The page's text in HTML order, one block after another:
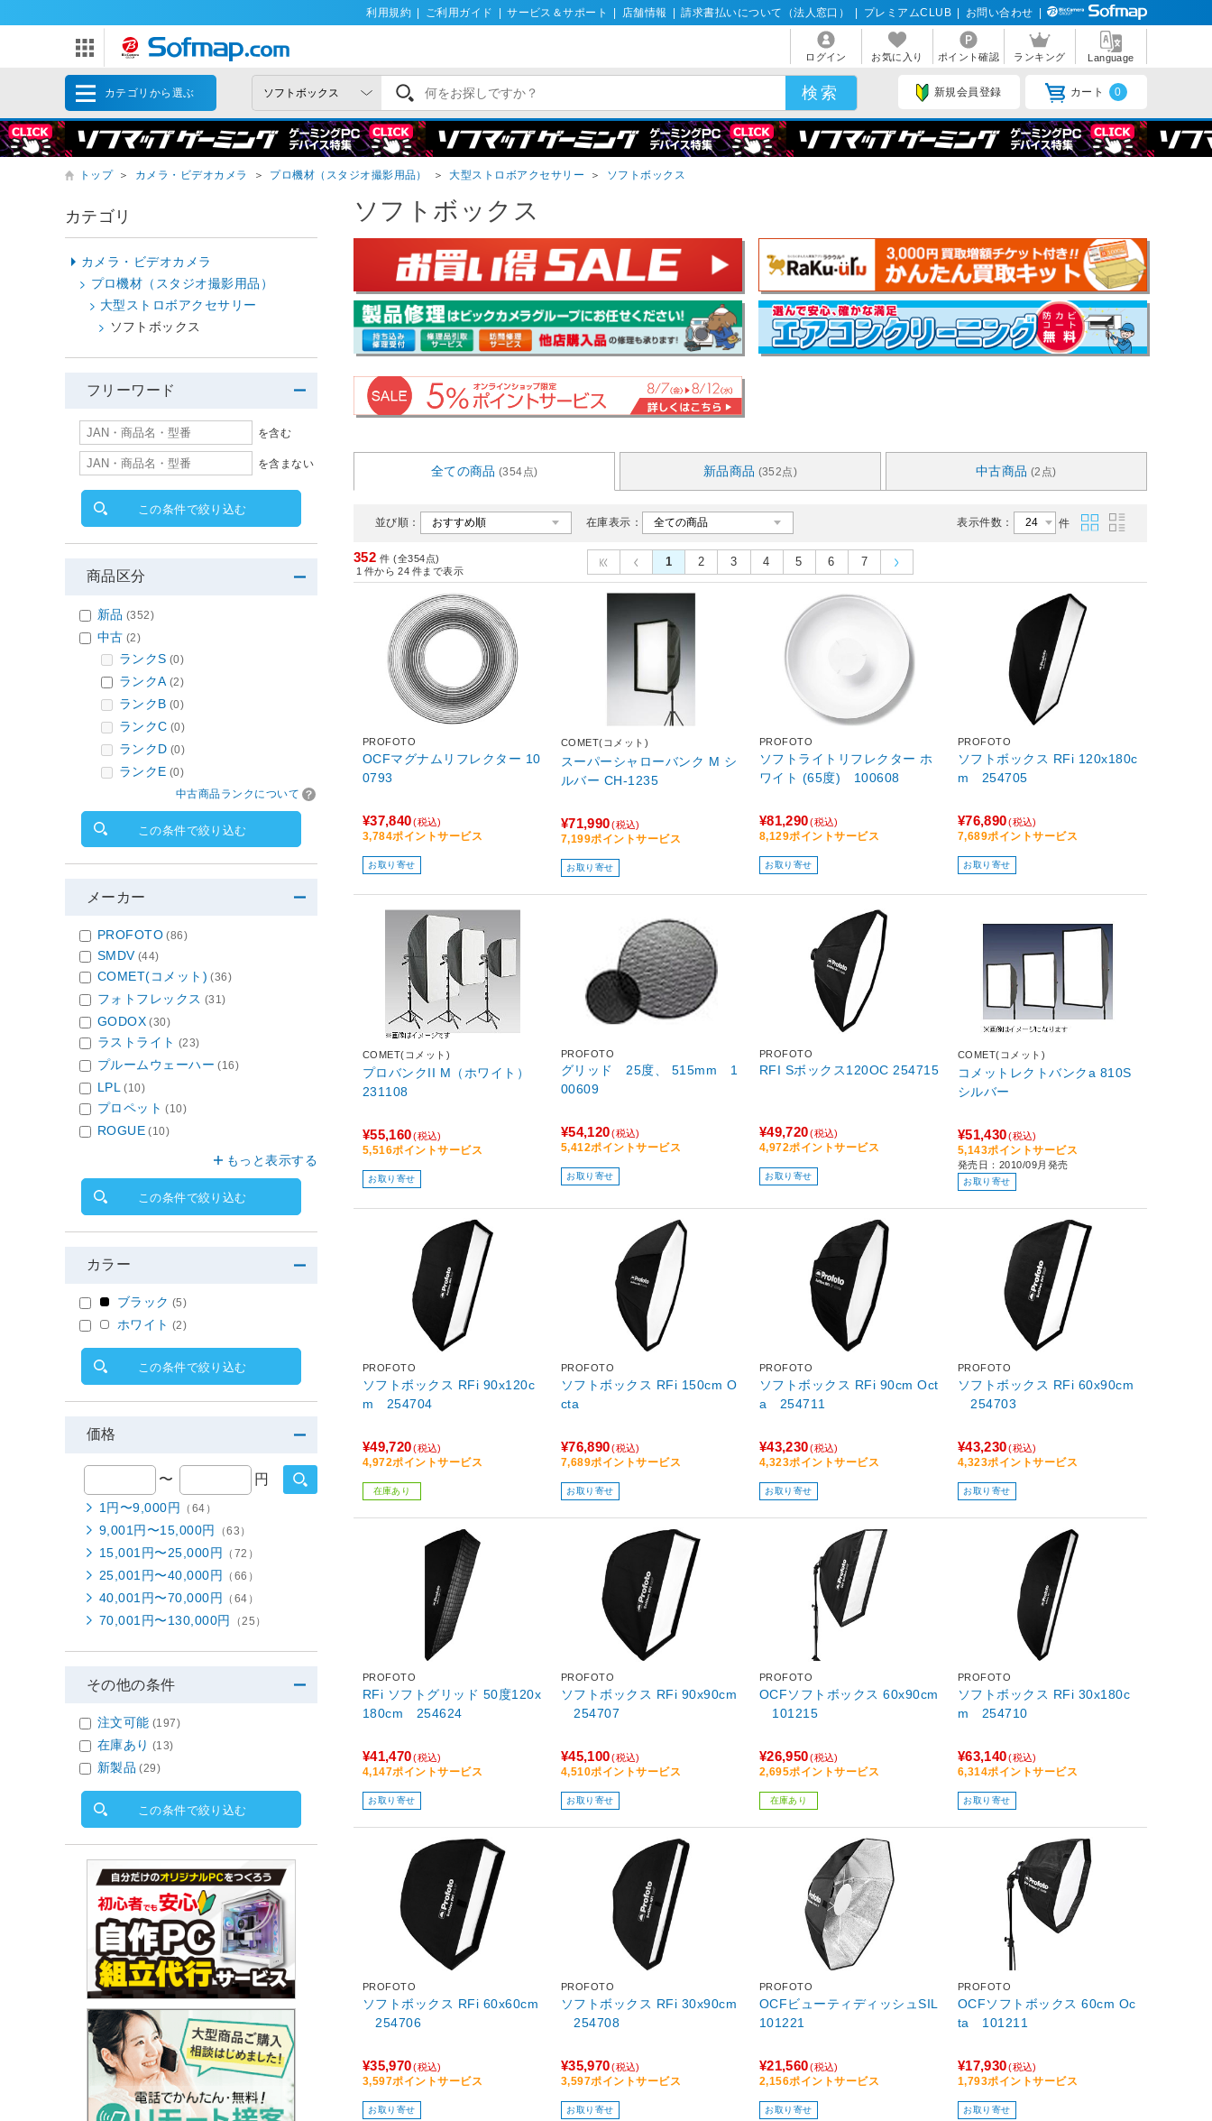
利用規約 ご利用ガイド サービス＆サポート 店舗情報 請求書払いについて（法人窓口） プレミアムCLUB お問い合わせ
ログイン お気に入り ポイント確認 ランキング Language
カテゴリから選ぶ 新規会員登録 カート 0
トップ ＞ カメラ・ビデオカメラ ＞ プロ機材（スタジオ撮影用品） ＞ 大型ストロボアクセサリー ＞ ソフトボックス
ソフトボックス
全ての商品 (354点) 新品商品 (352点) 中古商品 (2点)
並び順： 在庫表示： 表示件数： 件
352 件 (全354点)
1 件から 24 件まで表示
1 2 3 4 5 6 7
PROFOTO
OCFマグナムリフレクター 10
0793
¥37,840(税込)
3,784ポイントサービス
お取り寄せ
COMET(コメット)
スーパーシャローバンク M シ
ルバー CH-1235
¥71,990(税込)
7,199ポイントサービス
お取り寄せ
PROFOTO
ソフトライトリフレクター ホ
ワイト (65度) 100608
¥81,290(税込)
8,129ポイントサービス
お取り寄せ
PROFOTO
ソフトボックス RFi 120x180c
m 254705
¥76,890(税込)
7,689ポイントサービス
お取り寄せ
COMET(コメット)
プロバンクII M（ホワイト）
231108
¥55,160(税込)
5,516ポイントサービス
お取り寄せ
PROFOTO
グリッド 25度、 515mm 1
00609
¥54,120(税込)
5,412ポイントサービス
お取り寄せ
PROFOTO
RFI Sボックス120OC 254715
¥49,720(税込)
4,972ポイントサービス
お取り寄せ
COMET(コメット)
コメットレクトバンクa 810S
シルバー
¥51,430(税込)
5,143ポイントサービス
発売日：2010/09月発売
お取り寄せ
PROFOTO
ソフトボックス RFi 90x120c
m 254704
¥49,720(税込)
4,972ポイントサービス
在庫あり
PROFOTO
ソフトボックス RFi 150cm O
cta
¥76,890(税込)
7,689ポイントサービス
お取り寄せ
PROFOTO
ソフトボックス RFi 90cm Oct
a 254711
¥43,230(税込)
4,323ポイントサービス
お取り寄せ
PROFOTO
ソフトボックス RFi 60x90cm
254703
¥43,230(税込)
4,323ポイントサービス
お取り寄せ
PROFOTO
RFi ソフトグリッド 50度120x
180cm 254624
¥41,470(税込)
4,147ポイントサービス
お取り寄せ
PROFOTO
ソフトボックス RFi 90x90cm
254707
¥45,100(税込)
4,510ポイントサービス
お取り寄せ
PROFOTO
OCFソフトボックス 60x90cm
101215
¥26,950(税込)
2,695ポイントサービス
在庫あり
PROFOTO
ソフトボックス RFi 30x180c
m 254710
¥63,140(税込)
6,314ポイントサービス
お取り寄せ
PROFOTO
ソフトボックス RFi 60x60cm
254706
¥35,970(税込)
3,597ポイントサービス
お取り寄せ
PROFOTO
ソフトボックス RFi 30x90cm
254708
¥35,970(税込)
3,597ポイントサービス
お取り寄せ
PROFOTO
OCFビューティディッシュSIL
101221
¥21,560(税込)
2,156ポイントサービス
お取り寄せ
PROFOTO
OCFソフトボックス 60cm Oc
ta 101211
¥17,930(税込)
1,793ポイントサービス
お取り寄せ
カテゴリ
カメラ・ビデオカメラ
プロ機材（スタジオ撮影用品）
大型ストロボアクセサリー
ソフトボックス
フリーワード
を含む
を含まない
この条件で絞り込む
商品区分
新品 (352)
中古 (2)
ランクS (0)
ランクA (2)
ランクB (0)
ランクC (0)
ランクD (0)
ランクE (0)
中古商品ランクについて
この条件で絞り込む
メーカー
PROFOTO (86)
SMDV (44)
COMET(コメット) (36)
フォトフレックス (31)
GODOX (30)
ラストライト (23)
プルームウェーハー (16)
LPL (10)
プロペット (10)
ROGUE (10)
もっと表示する
この条件で絞り込む
カラー
ブラック (5)
ホワイト (2)
この条件で絞り込む
価格
〜 円
1円〜9,000円 （64）
9,001円〜15,000円 （63）
15,001円〜25,000円 （72）
25,001円〜40,000円 （66）
40,001円〜70,000円 （64）
70,001円〜130,000円 （25）
その他の条件
注文可能 (197)
在庫あり (13)
新製品 (29)
この条件で絞り込む